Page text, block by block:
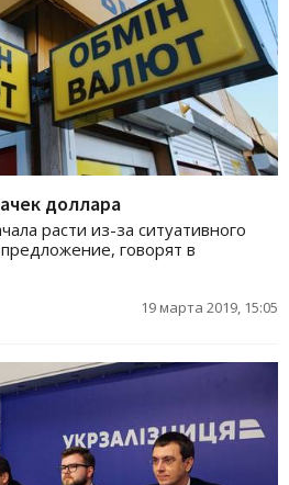
доллара
расти из-за ситуативного
говорят в
19 марта 2019, 15:05